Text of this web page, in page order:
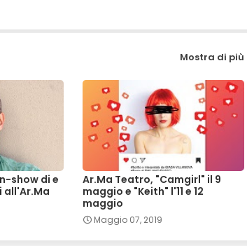
Mostra di più
show di e
all'Ar.Ma
Ar.Ma Teatro, "Camgirl" il 9
maggio e "Keith" l'11 e 12
maggio
Maggio 07, 2019